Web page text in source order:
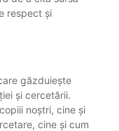
respect și
găzduiește
și cercetării.
noștri, cine și
cine și cum